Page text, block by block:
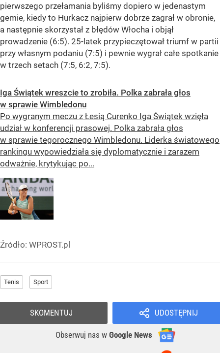
pierwszego przełamania byliśmy dopiero w jedenastym
gemie, kiedy to Hurkacz najpierw dobrze zagrał w obronie,
a następnie skorzystał z błędów Włocha i objął
prowadzenie (6:5). 25-latek przypieczętował triumf w partii
przy własnym podaniu (7:5) i pewnie wygrał całe spotkanie
w trzech setach (7:5, 6:2, 7:5).
Iga Świątek wreszcie to zrobiła. Polka zabrała głos
w sprawie Wimbledonu
Po wygranym meczu z Łesią Curenko Iga Świątek wzięła
udział w konferencji prasowej. Polka zabrała głos
w sprawie tegorocznego Wimbledonu. Liderka światowego
rankingu wypowiedziała się dyplomatycznie i zarazem
odważnie, krytykując po...
Źródło: WPROST.pl
Tenis Sport
UDOSTĘPNIJ
Obserwuj nas w Google News
SKOMENTUJ